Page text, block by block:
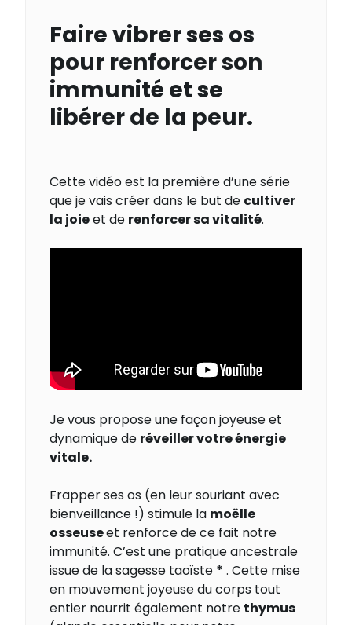
Faire vibrer ses os
pour renforcer son
immunité et se
libérer de la peur.
Cette vidéo est la première d’une série
que je vais créer dans le but de cultiver
la joieet de renforcer sa vitalité.
Je vous propose une façon joyeuse et
dynamique de réveiller votre énergie
vitale.
Frapper ses os (en leur souriant avec
bienveillance !) stimule la moëlle
osseuseet renforce de ce fait notre
immunité. C’est une pratique ancestrale
issue de la sagesse taoïste * . Cette mise
en mouvement joyeuse du corps tout
entier nourrit également notre thymus